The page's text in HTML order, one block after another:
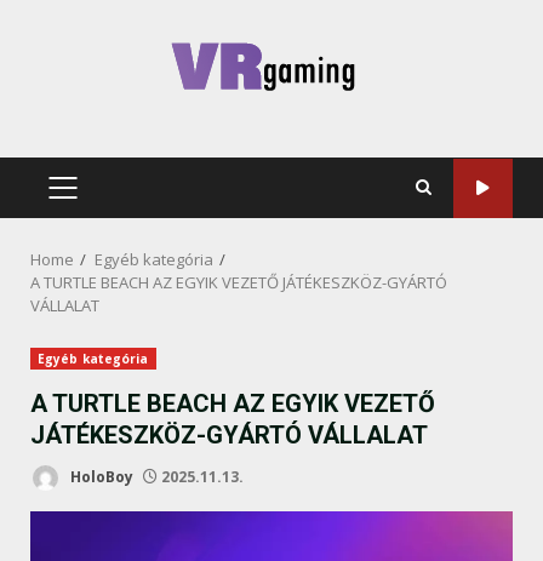
PRIMARY
Home
Egyéb kategória
A TURTLE BEACH AZ EGYIK VEZETŐ JÁTÉKESZKÖZ-GYÁRTÓ
VÁLLALAT
Egyéb kategória
A TURTLE BEACH AZ EGYIK VEZETŐ
JÁTÉKESZKÖZ-GYÁRTÓ VÁLLALAT
HoloBoy 2025.11.13.